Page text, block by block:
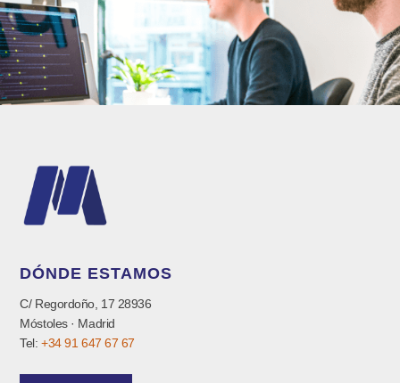
DÓNDE ESTAMOS
C/ Regordoño, 17 28936
Móstoles · Madrid
Tel:+34 91 647 67 67